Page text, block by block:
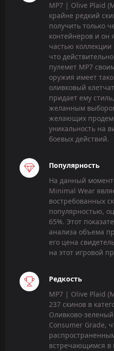
MP7 | Olive Plaid
крайне редкий
получить только
контейнеров и он
частью
что
пулемет MP7
оружия имеет
оливковый
придает ему
желанным
желающих
уникальность на
боевых действий.
Популярность
На данный
Minimal Wear
востребованных
популярностью,
65%. Этот
анализа объема
его цена
на этот игровой
Редкость
MP7 | Olive Plaid
237 скинов в
Оливково-
Consumer Grade,
встречающимся в